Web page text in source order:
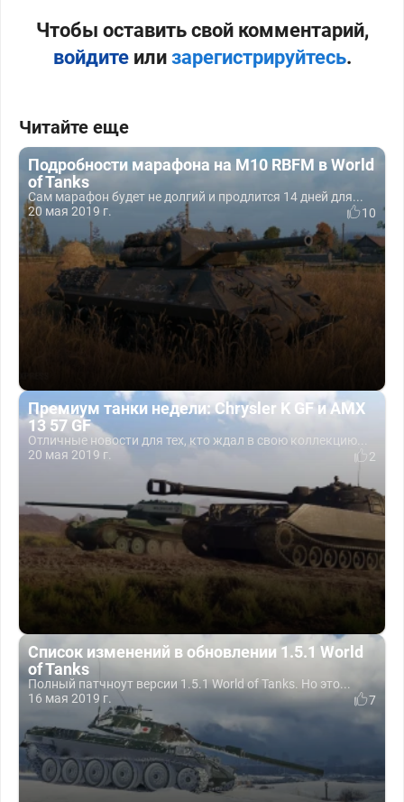
Чтобы оставить свой комментарий,
войдитеили зарегистрируйтесь.
Читайте еще
Подробности марафона на M10 RBFM в World
of Tanks
Сам марафон будет не долгий и продлится 14 дней для...
20 мая 2019 г.
10
Премиум танки недели: Chrysler K GF и AMX
13 57 GF
Отличные новости для тех, кто ждал в свою коллекцию...
20 мая 2019 г.
2
Список изменений в обновлении 1.5.1 World
of Tanks
Полный патчноут версии 1.5.1 World of Tanks. Но это...
16 мая 2019 г.
7